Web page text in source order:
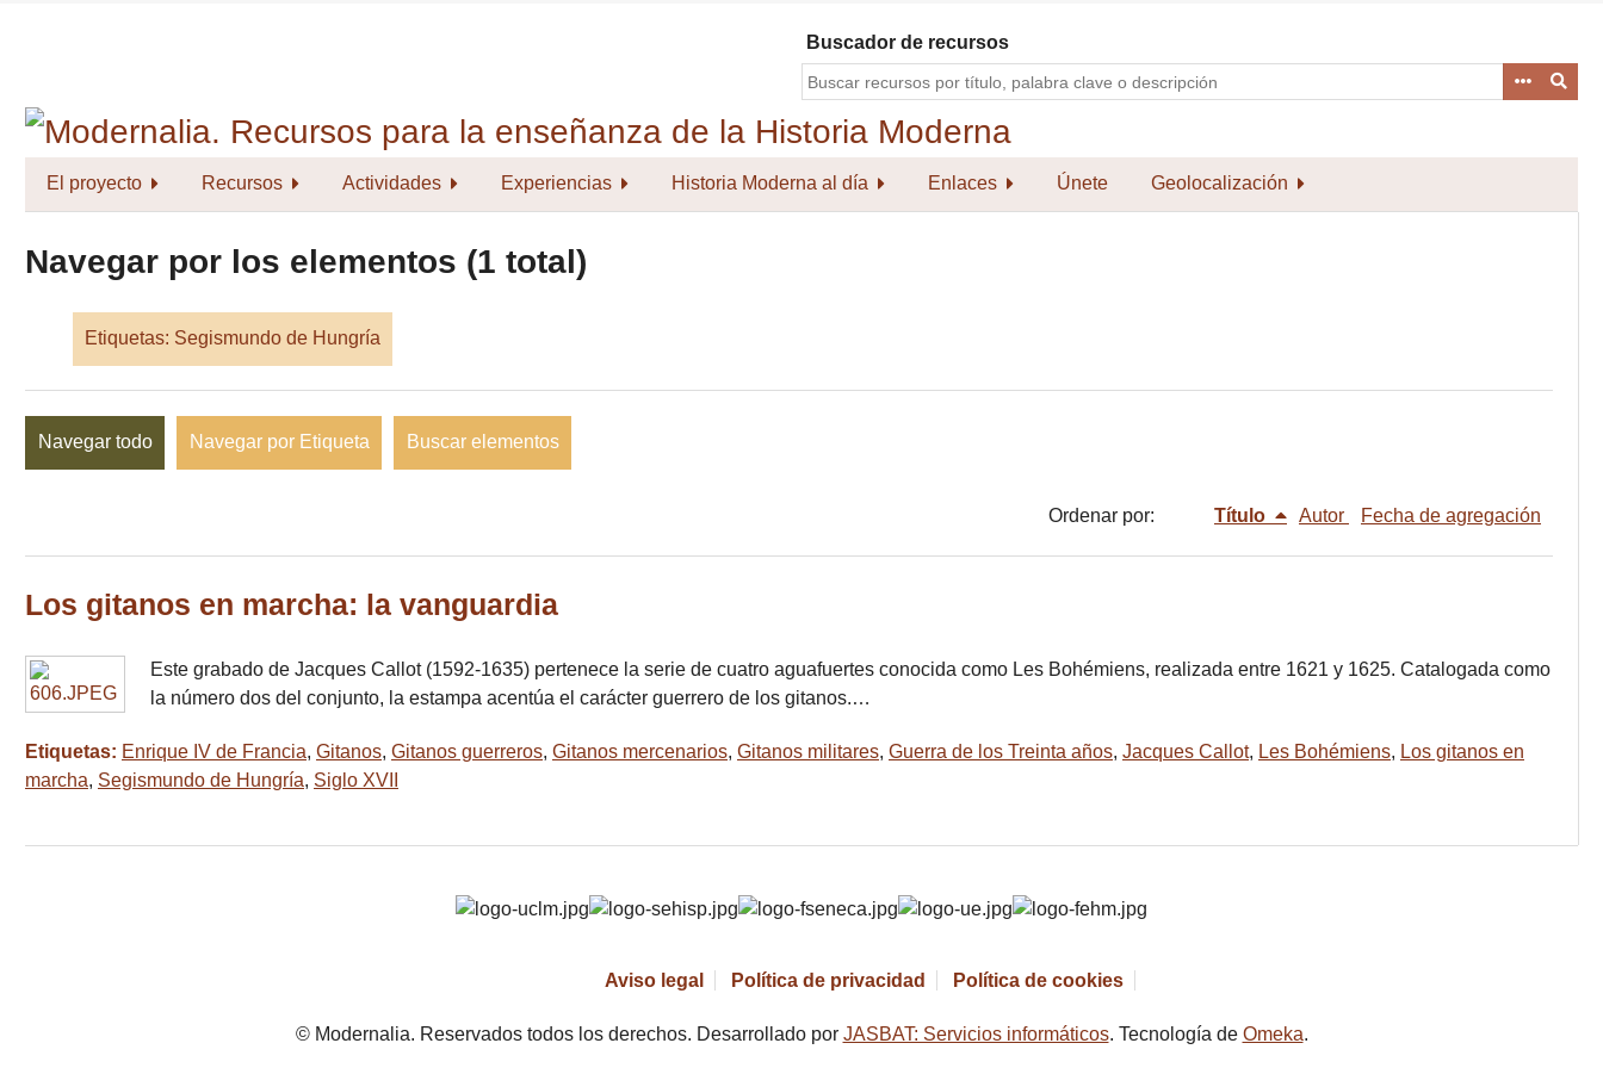
Buscador de recursos
El proyecto Recursos Actividades Experiencias Historia Moderna al día Enlaces Únete Geolocalización
Navegar por los elementos (1 total)
Etiquetas: Segismundo de Hungría
Navegar todo Navegar por Etiqueta Buscar elementos
Ordenar por: Título Autor Fecha de agregación
Los gitanos en marcha: la vanguardia
Este grabado de Jacques Callot (1592-1635) pertenece la serie de cuatro aguafuertes conocida como Les Bohémiens, realizada entre 1621 y 1625. Catalogada como
la número dos del conjunto, la estampa acentúa el carácter guerrero de los gitanos.…
Etiquetas: Enrique IV de Francia, Gitanos, Gitanos guerreros, Gitanos mercenarios, Gitanos militares, Guerra de los Treinta años, Jacques Callot, Les Bohémiens, Los gitanos en
marcha, Segismundo de Hungría, Siglo XVII
Aviso legal Política de privacidad Política de cookies
© Modernalia. Reservados todos los derechos. Desarrollado por JASBAT: Servicios informáticos. Tecnología de Omeka.